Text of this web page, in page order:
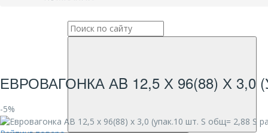
ЕВРОВАГОНКА АB 12,5 Х 96(88) Х
-5%